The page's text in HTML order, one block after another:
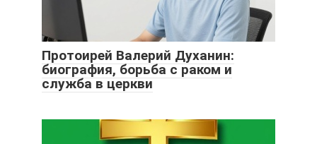
Протоирей Валерий Духанин:
биография, борьба с раком и
служба в церкви